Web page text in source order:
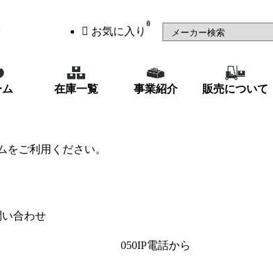
お気に入り
0
在庫一覧 事業紹介 販売について
ご利用ください。
合わせ
050IP電話から